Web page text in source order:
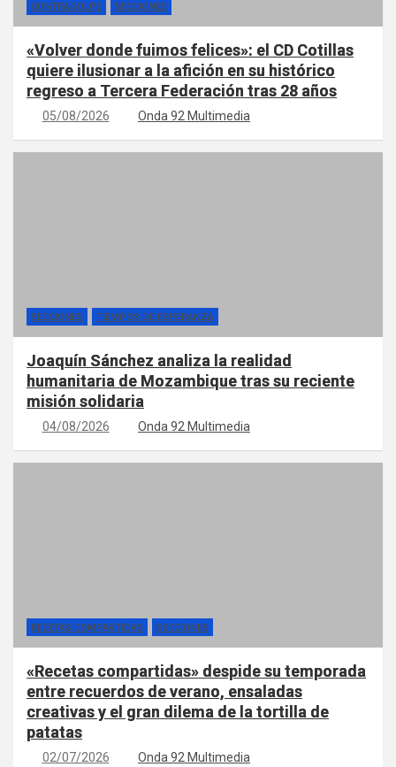
CONTRAGOLPE SECCIONES
«Volver donde fuimos felices»: el CD Cotillas
quiere ilusionar a la afición en su histórico
regreso a Tercera Federación tras 28 años
05/08/2026 Onda 92 Multimedia
SECCIONES TIEMPOS DE ESPERANZA
Joaquín Sánchez analiza la realidad
humanitaria de Mozambique tras su reciente
misión solidaria
04/08/2026 Onda 92 Multimedia
RECETAS COMPARTIDAS SECCIONES
«Recetas compartidas» despide su temporada
entre recuerdos de verano, ensaladas
creativas y el gran dilema de la tortilla de
patatas
02/07/2026 Onda 92 Multimedia